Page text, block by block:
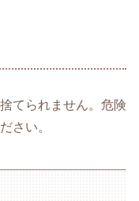
てられません。危険
さい。